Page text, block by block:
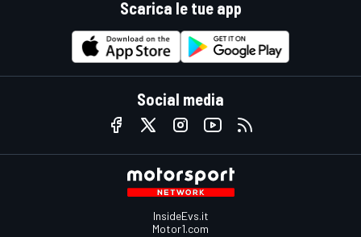
Scarica le tue app
Social media
InsideEvs.it
Motor1.com